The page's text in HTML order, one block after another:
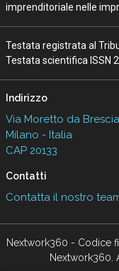
imprenditoriale nelle
Testata registrata al
Testata scientifica ISSN
Indirizzo
Via Moretto da
Milano - Italia
CAP 20133
Contatti
Contatta il nostro
Nextwork360 - Codice
Nextwork360.